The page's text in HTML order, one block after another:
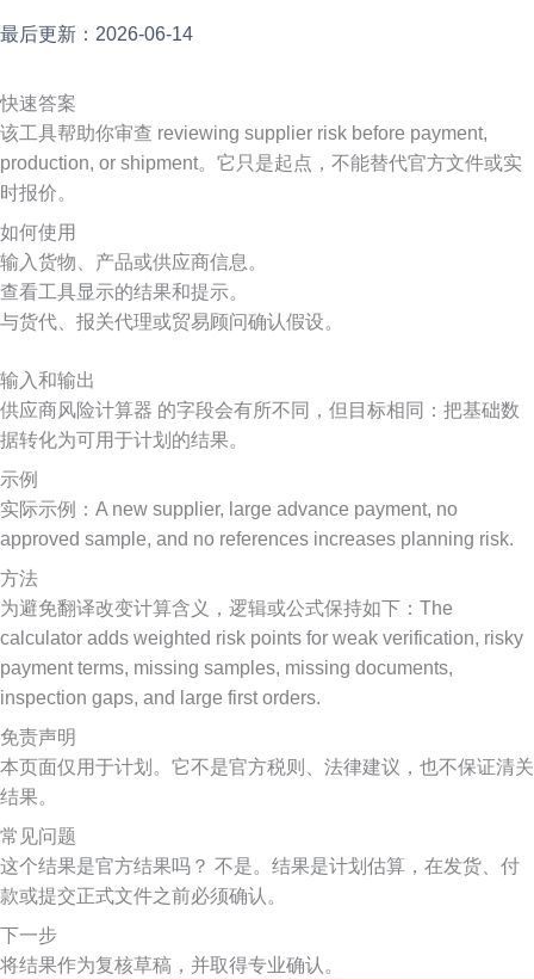
最后更新：2026-06-14
快速答案
该工具帮助你审查 reviewing supplier risk before payment,
production, or shipment。它只是起点，不能替代官方文件或实
时报价。
如何使用
输入货物、产品或供应商信息。
查看工具显示的结果和提示。
与货代、报关代理或贸易顾问确认假设。
输入和输出
供应商风险计算器 的字段会有所不同，但目标相同：把基础数
据转化为可用于计划的结果。
示例
实际示例：A new supplier, large advance payment, no
approved sample, and no references increases planning risk.
方法
为避免翻译改变计算含义，逻辑或公式保持如下：The
calculator adds weighted risk points for weak verification, risky
payment terms, missing samples, missing documents,
inspection gaps, and large first orders.
免责声明
本页面仅用于计划。它不是官方税则、法律建议，也不保证清关
结果。
常见问题
这个结果是官方结果吗？ 不是。结果是计划估算，在发货、付
款或提交正式文件之前必须确认。
下一步
将结果作为复核草稿，并取得专业确认。